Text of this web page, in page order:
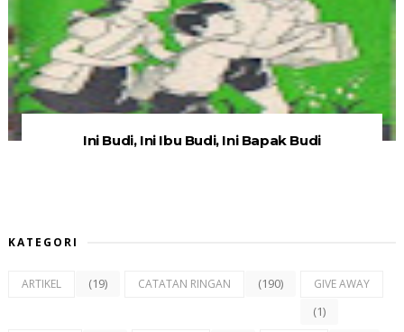
Ini Budi, Ini Ibu Budi, Ini Bapak Budi
KATEGORI
ARTIKEL (19) CATATAN RINGAN (190) GIVE AWAY
(1)